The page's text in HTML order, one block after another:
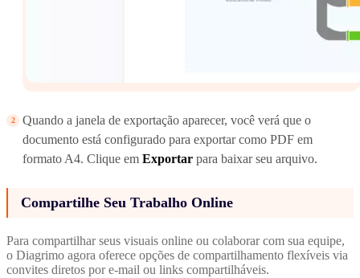
Quando a janela de exportação aparecer, você verá que o
documento está configurado para exportar como PDF em
formato A4. Clique em Exportar para baixar seu arquivo.
Compartilhe Seu Trabalho Online
Para compartilhar seus visuais online ou colaborar com sua equipe,
o Diagrimo agora oferece opções de compartilhamento flexíveis via
convites diretos por e-mail ou links compartilháveis.